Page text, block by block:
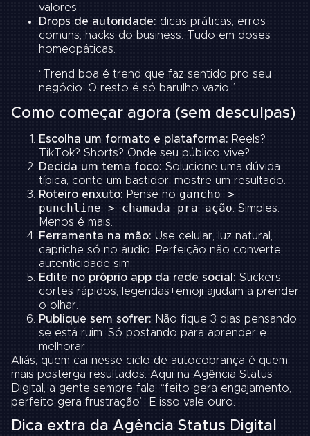
valores.
Drops de autoridade: dicas práticas, erros
comuns, hacks do business. Tudo em doses
homeopáticas.
“Trend boa é trend que faz sentido pro seu
negócio. O resto é só barulho vazio.”
Como começar agora (sem desculpas)
Escolha um formato e plataforma: Reels?
TikTok? Shorts? Onde seu público vive?
Decida um tema foco: Solucione uma dúvida
típica, conte um bastidor, mostre um resultado.
Roteiro enxuto: Pense no gancho >
punchline > chamada pra ação . Simples.
Menos é mais.
Ferramenta na mão: Use celular, luz natural,
capriche só no áudio. Perfeição não converte,
autenticidade sim.
Edite no próprio app da rede social: Stickers,
cortes rápidos, legendas+emoji ajudam a prender
o olhar.
Publique sem sofrer: Não fique 3 dias pensando
se está ruim. Só postando para aprender e
melhorar.
Aliás, quem cai nesse ciclo de autocobrança é quem
mais posterga resultados. Aqui na Agência Status
Digital, a gente sempre fala: “feito gera engajamento,
perfeito gera frustração”. E isso vale ouro.
Dica extra da Agência Status Digital